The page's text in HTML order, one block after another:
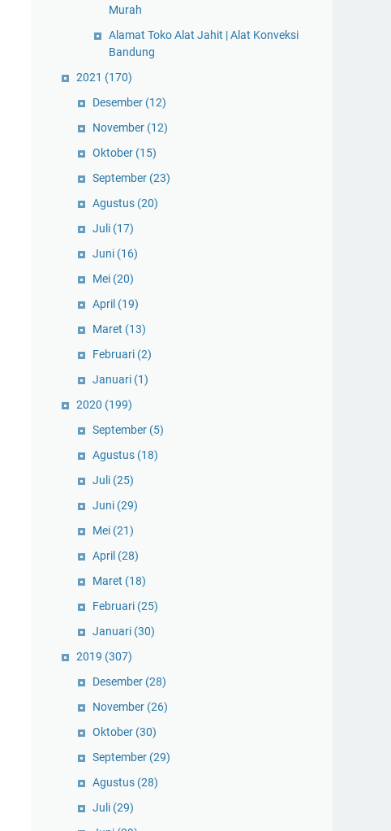
Murah
Alamat Toko Alat Jahit | Alat Konveksi
Bandung
2021 (170)
Desember (12)
November (12)
Oktober (15)
September (23)
Agustus (20)
Juli (17)
Juni (16)
Mei (20)
April (19)
Maret (13)
Februari (2)
Januari (1)
2020 (199)
September (5)
Agustus (18)
Juli (25)
Juni (29)
Mei (21)
April (28)
Maret (18)
Februari (25)
Januari (30)
2019 (307)
Desember (28)
November (26)
Oktober (30)
September (29)
Agustus (28)
Juli (29)